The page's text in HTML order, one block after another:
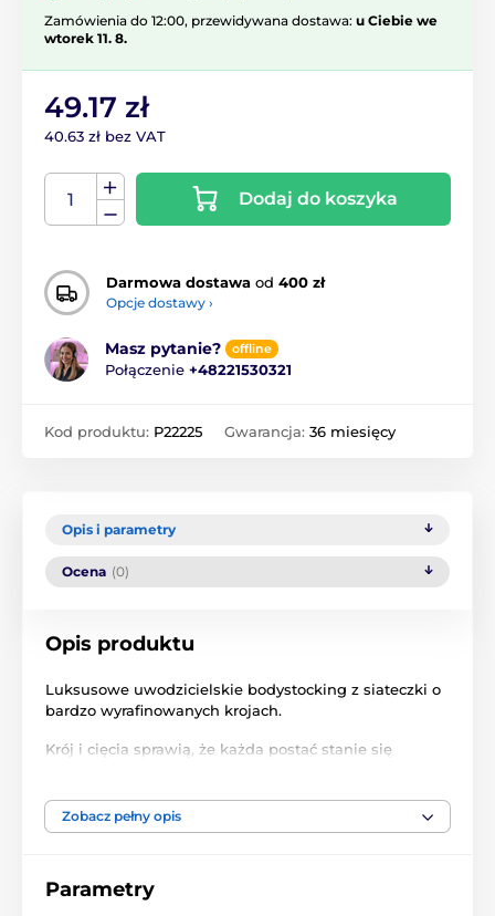
Zamówienia do 12:00, przewidywana dostawa: u Ciebie we
wtorek 11. 8.
49.17 zł
40.63 zł bez VAT
Dodaj do koszyka
Darmowa dostawa od 400 zł
Opcje dostawy ›
Masz pytanie? offline
Połączenie +48221530321
Kod produktu: P22225 Gwarancja: 36 miesięcy
Opis i parametry
Ocena (0)
Opis produktu
Luksusowe uwodzicielskie bodystocking z siateczki o
bardzo wyrafinowanych krojach.
Krój i cięcia sprawią, że każda postać stanie się
Siateczka pięknie podkreśla biodra i talię. Odsłonięte
plecy również mają bardzo ciekawe rozcięcia, dzięki
Oryginalnie zaprojektowane paski sprawiają, że cały
Zobacz pełny opis
Parametry